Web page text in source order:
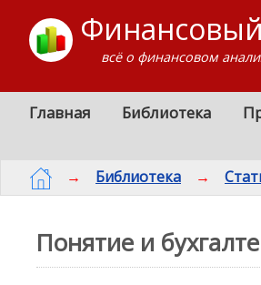
всё о финансовом
Главная Библиотека
→ Библиотека →
Понятие и